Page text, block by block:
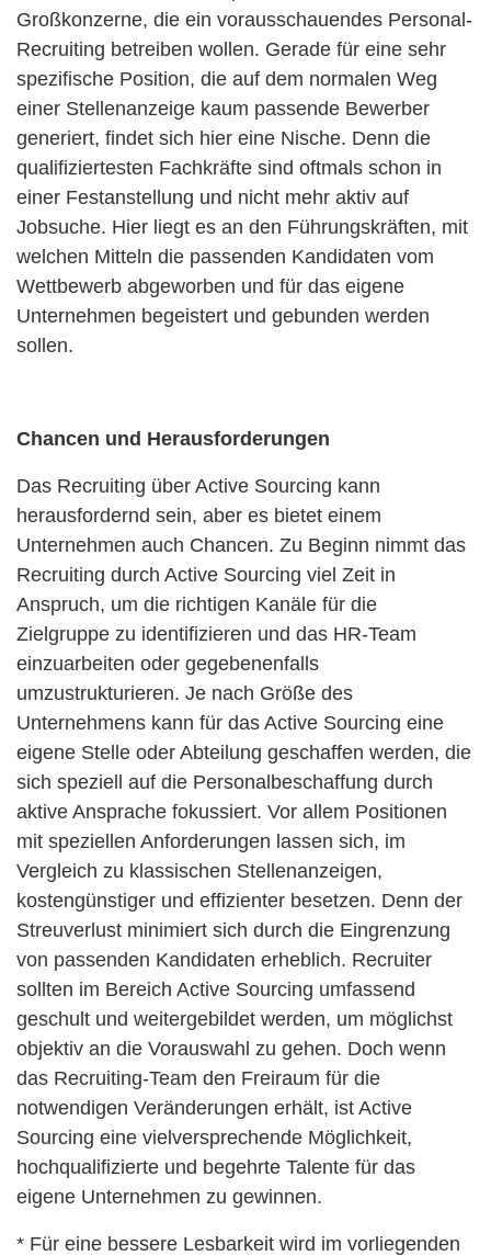
Großkonzerne, die ein vorausschauendes Personal-
Recruiting betreiben wollen. Gerade für eine sehr
spezifische Position, die auf dem normalen Weg
einer Stellenanzeige kaum passende Bewerber
generiert, findet sich hier eine Nische. Denn die
qualifiziertesten Fachkräfte sind oftmals schon in
einer Festanstellung und nicht mehr aktiv auf
Jobsuche. Hier liegt es an den Führungskräften, mit
welchen Mitteln die passenden Kandidaten vom
Wettbewerb abgeworben und für das eigene
Unternehmen begeistert und gebunden werden
sollen.
Chancen und Herausforderungen
Das Recruiting über Active Sourcing kann
herausfordernd sein, aber es bietet einem
Unternehmen auch Chancen. Zu Beginn nimmt das
Recruiting durch Active Sourcing viel Zeit in
Anspruch, um die richtigen Kanäle für die
Zielgruppe zu identifizieren und das HR-Team
einzuarbeiten oder gegebenenfalls
umzustrukturieren. Je nach Größe des
Unternehmens kann für das Active Sourcing eine
eigene Stelle oder Abteilung geschaffen werden, die
sich speziell auf die Personalbeschaffung durch
aktive Ansprache fokussiert. Vor allem Positionen
mit speziellen Anforderungen lassen sich, im
Vergleich zu klassischen Stellenanzeigen,
kostengünstiger und effizienter besetzen. Denn der
Streuverlust minimiert sich durch die Eingrenzung
von passenden Kandidaten erheblich. Recruiter
sollten im Bereich Active Sourcing umfassend
geschult und weitergebildet werden, um möglichst
objektiv an die Vorauswahl zu gehen. Doch wenn
das Recruiting-Team den Freiraum für die
notwendigen Veränderungen erhält, ist Active
Sourcing eine vielversprechende Möglichkeit,
hochqualifizierte und begehrte Talente für das
eigene Unternehmen zu gewinnen.
* Für eine bessere Lesbarkeit wird im vorliegenden